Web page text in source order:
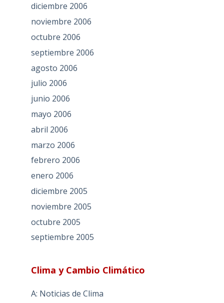
diciembre 2006
noviembre 2006
octubre 2006
septiembre 2006
agosto 2006
julio 2006
junio 2006
mayo 2006
abril 2006
marzo 2006
febrero 2006
enero 2006
diciembre 2005
noviembre 2005
octubre 2005
septiembre 2005
Clima y Cambio Climático
A: Noticias de Clima